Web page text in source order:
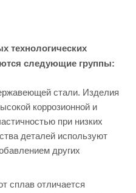
технологических
следующие группы:
стали. Изделия
коррозионной и
при низких
деталей используют
других
сплав отличается